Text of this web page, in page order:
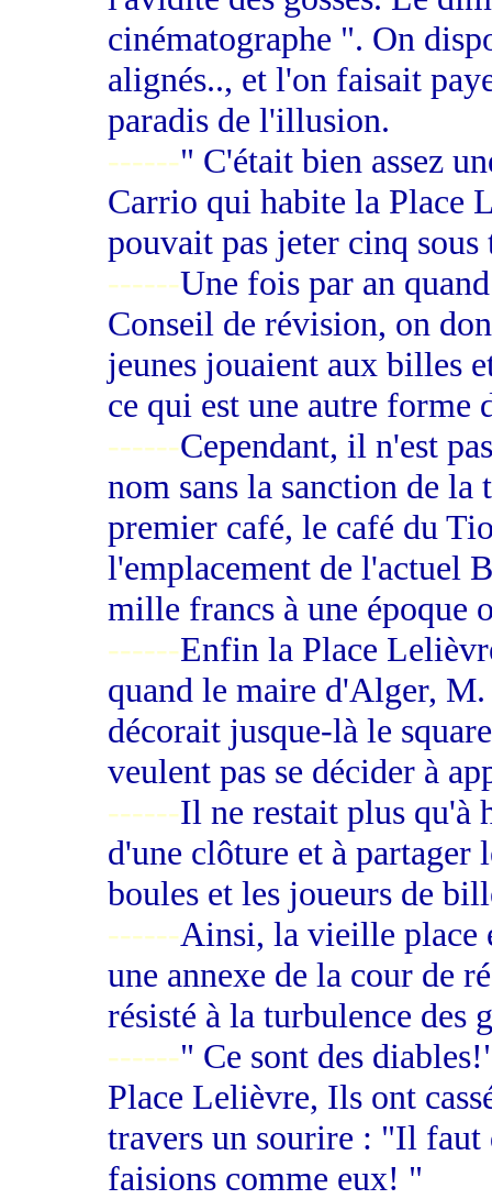
cinématographe ". On
alignés.., et l'on faisait
paradis de l'illusion.
------" C'était bien assez
Carrio qui habite la Place
pouvait pas jeter cinq
------Une fois par an
Conseil de révision, on
jeunes jouaient aux billes
ce qui est une autre forme
------Cependant, il n'est
nom sans la sanction de
premier café, le café du
l'emplacement de l'actuel
mille francs à une époque
------Enfin la Place
quand le maire d'Alger,
décorait jusque-là le
veulent pas se décider à
------Il ne restait plus qu'à
d'une clôture et à partager
boules et les joueurs de
------Ainsi, la vieille place
une annexe de la cour de
résisté à la turbulence des
------" Ce sont des
Place Lelièvre, Ils ont
travers un sourire : "Il faut
faisions comme eux! "